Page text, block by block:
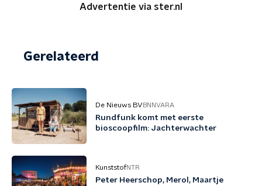
Advertentie via ster.nl
Gerelateerd
De Nieuws BV BNNVARA
Rundfunk komt met eerste
bioscoopfilm: Jachterwachter
KunststofNTR
Peter Heerschop, Merol, Maartje